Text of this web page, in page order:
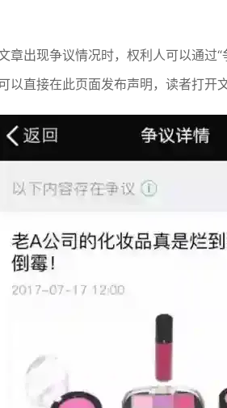
章出现争议情况时，权利人可以通过
以直接在此页面发布声明，读者打开